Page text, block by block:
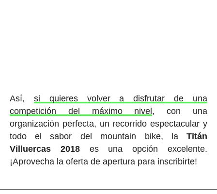
Así, si quieres volver a disfrutar de una
competición del máximo nivel , con una
organización perfecta, un recorrido espectacular y
todo el sabor del mountain bike, laTitán
Villuercas 2018es una opción excelente.
¡Aprovecha la oferta de apertura para inscribirte!